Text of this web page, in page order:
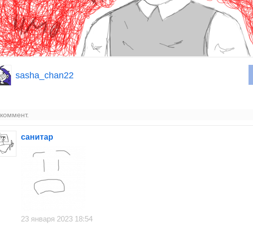
sasha_chan22
коммент.
санитар
23 января 2023 18:54